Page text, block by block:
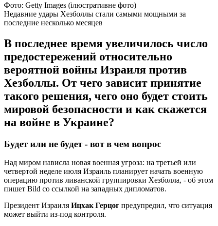
Фото: Getty Images (ілюстративне фото)
Недавние удары Хезболлы стали самыми мощными за
последние несколько месяцев
В последнее время увеличилось число
предостережений относительно
вероятной войны Израиля против
Хезболлы. От чего зависит принятие
такого решения, чего оно будет стоить
мировой безопасности и как скажется
на войне в Украине?
Будет или не будет - вот в чем вопрос
Над миром нависла новая военная угроза: на третьей или
четвертой неделе июля Израиль планирует начать военную
операцию против ливанской группировки Хезболла, - об этом
пишет Bild со ссылкой на западных дипломатов.
Президент Израиля Ицхак Герцог предупредил, что ситуация
может выйти из-под контроля.